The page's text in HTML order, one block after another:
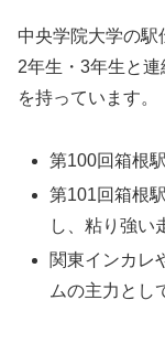
中央学院大学の駅
2年生・3年生と
を持っています。
第100回箱根
第101回箱根
し、粘り強い
関東インカレ
ムの主力とし